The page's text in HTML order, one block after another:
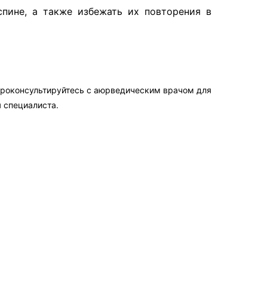
а также избежать их повторения в
с аюрведическим врачом для